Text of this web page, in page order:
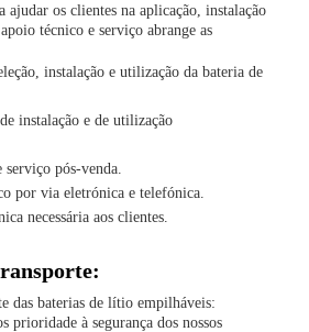
os clientes na aplicação, instalação
técnico e serviço abrange as
instalação e utilização da bateria de
instalação e de utilização
pós-venda.
por via eletrónica e telefónica.
necessária aos clientes.
das baterias de lítio empilháveis:
prioridade à segurança dos nossos